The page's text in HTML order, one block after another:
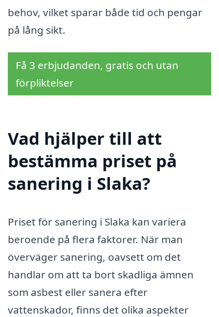
behov, vilket sparar både tid och pengar
på lång sikt.
Få 3 erbjudanden, gratis och utan
förpliktelser
Vad hjälper till att
bestämma priset på
sanering i Slaka?
Priset för sanering i Slaka kan variera
beroende på flera faktorer. När man
överväger sanering, oavsett om det
handlar om att ta bort skadliga ämnen
som asbest eller sanera efter
vattenskador, finns det olika aspekter